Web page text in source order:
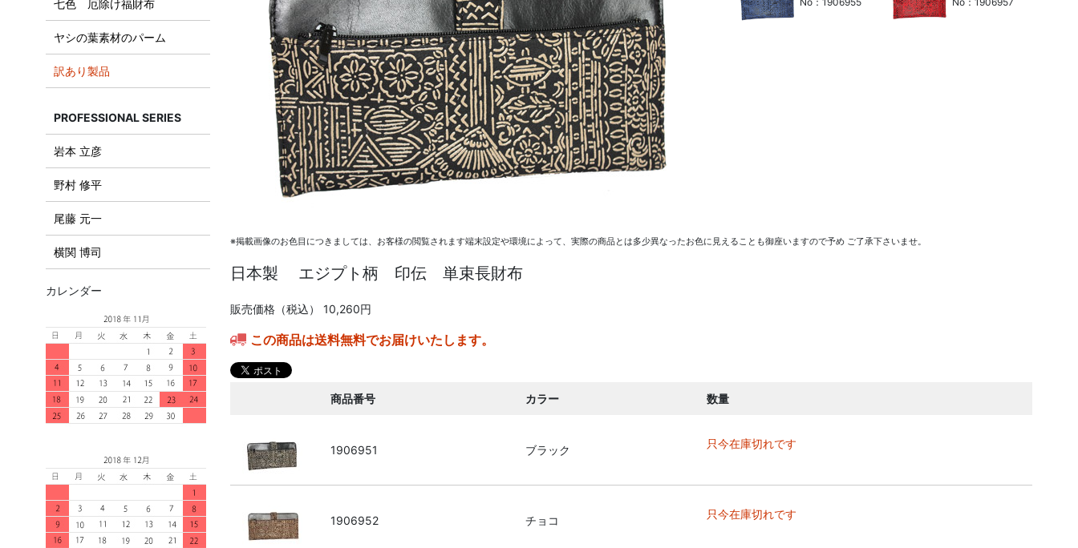
七色 厄除け福財布
ヤシの葉素材のパーム
訳あり製品
PROFESSIONAL SERIES
岩本 立彦
野村 修平
尾藤 元一
横関 博司
カレンダー
※掲載画像のお色目につきましては、お客様の閲覧されます端末設定や環境によって、実際の商品とは多少異なったお色に見えることも御座いますので予め ご了承下さいませ。
日本製 エジプト柄 印伝 単束長財布
販売価格（税込） 10,260円
この商品は送料無料でお届けいたします。
商品番号 カラー 数量
1906951 ブラック 只今在庫切れです
1906952 チョコ 只今在庫切れです